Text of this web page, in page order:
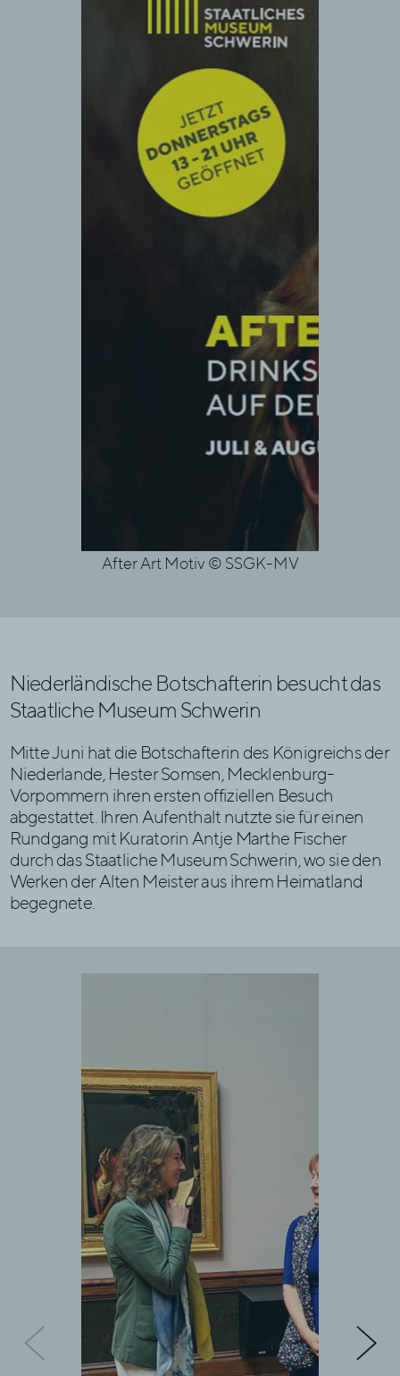
After Art Motiv © SSGK-MV
Niederländische Botschafterin besucht das
Staatliche Museum Schwerin
Mitte Juni hat die Botschafterin des Königreichs der
Niederlande, Hester Somsen, Mecklenburg-
Vorpommern ihren ersten offiziellen Besuch
abgestattet. Ihren Aufenthalt nutzte sie für einen
Rundgang mit Kuratorin Antje Marthe Fischer
durch das Staatliche Museum Schwerin, wo sie den
Werken der Alten Meister aus ihrem Heimatland
begegnete.